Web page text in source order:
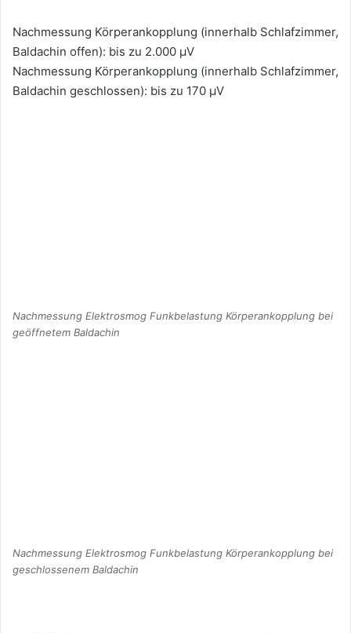
Nachmessung Körperankopplung (innerhalb Schlafzimmer,
Baldachin offen): bis zu 2.000 µV
Nachmessung Körperankopplung (innerhalb Schlafzimmer,
Baldachin geschlossen): bis zu 170 µV
Nachmessung Elektrosmog Funkbelastung Körperankopplung bei
geöffnetem Baldachin
Nachmessung Elektrosmog Funkbelastung Körperankopplung bei
geschlossenem Baldachin